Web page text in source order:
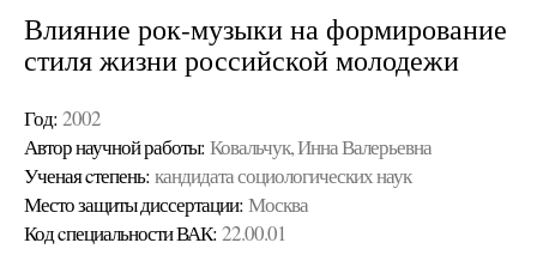
Влияние рок-музыки на формирование
стиля жизни российской молодежи
Год: 2002
Автор научной работы: Ковальчук, Инна Валерьевна
Ученая cтепень: кандидата социологических наук
Место защиты диссертации: Москва
Код cпециальности ВАК: 22.00.01